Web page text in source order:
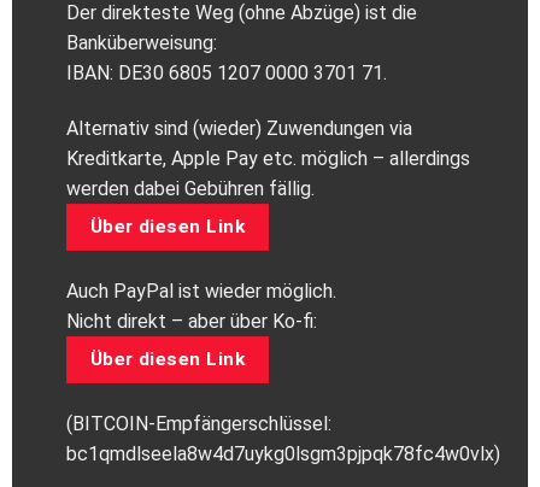
Der direkteste Weg (ohne Abzüge) ist die
Banküberweisung:
IBAN: DE30 6805 1207 0000 3701 71.
Alternativ sind (wieder) Zuwendungen via
Kreditkarte, Apple Pay etc. möglich – allerdings
werden dabei Gebühren fällig.
Über diesen Link
Auch PayPal ist wieder möglich.
Nicht direkt – aber über Ko-fi:
Über diesen Link
(BITCOIN-Empfängerschlüssel:
bc1qmdlseela8w4d7uykg0lsgm3pjpqk78fc4w0vlx)